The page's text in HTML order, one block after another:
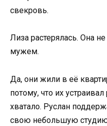
свекровь.
Лиза растерялась. Она
мужем.
Да, они жили в её
потому, что их
хватало. Руслан
свою небольшую